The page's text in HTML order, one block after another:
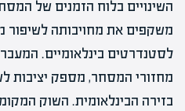
השינויים בלוח הזמנים של
משקפים את מחויבותה
לסטנדרטים בינלאומיים.
מחזורי המסחר, מספק יציבות
בזירה הבינלאומית. השוק